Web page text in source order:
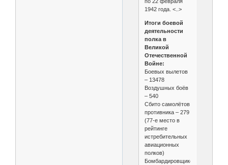
1942 года. <..>
Итоги боевой
деятельности
полка в
Великой
Отечественной
Войне:
Боевых вылетов
– 13478
Воздушных боёв
– 540
Сбито самолётов
противника – 279
(77-е место в
рейтинге
истребительных
авиационных
полков)
Бомбардировщиков